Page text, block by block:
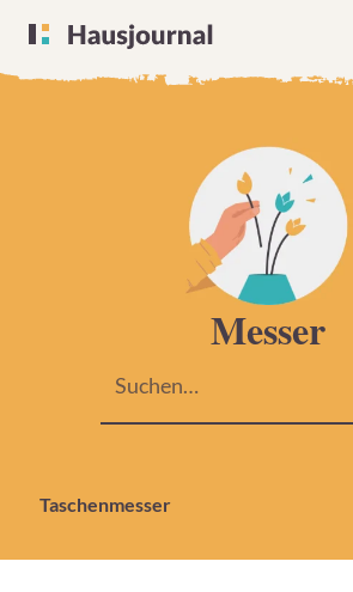
Messer
Taschenmesser